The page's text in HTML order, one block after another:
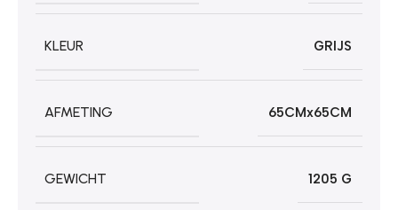
KLEUR GRIJS
AFMETING 65CMx65CM
GEWICHT 1205 G